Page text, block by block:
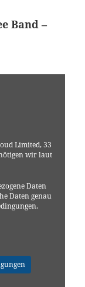
Band –
Limited, 33
wir laut
Daten
Daten genau